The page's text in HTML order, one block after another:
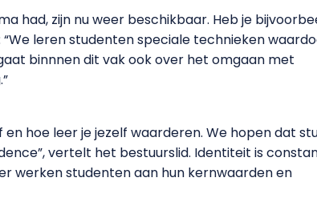
had, zijn nu weer beschikbaar. Heb je
leren studenten speciale technieken
binnnen dit vak ook over het omgaan met
en hoe leer je jezelf waarderen. We hopen dat
vertelt het bestuurslid. Identiteit is
werken studenten aan hun kernwaarden en